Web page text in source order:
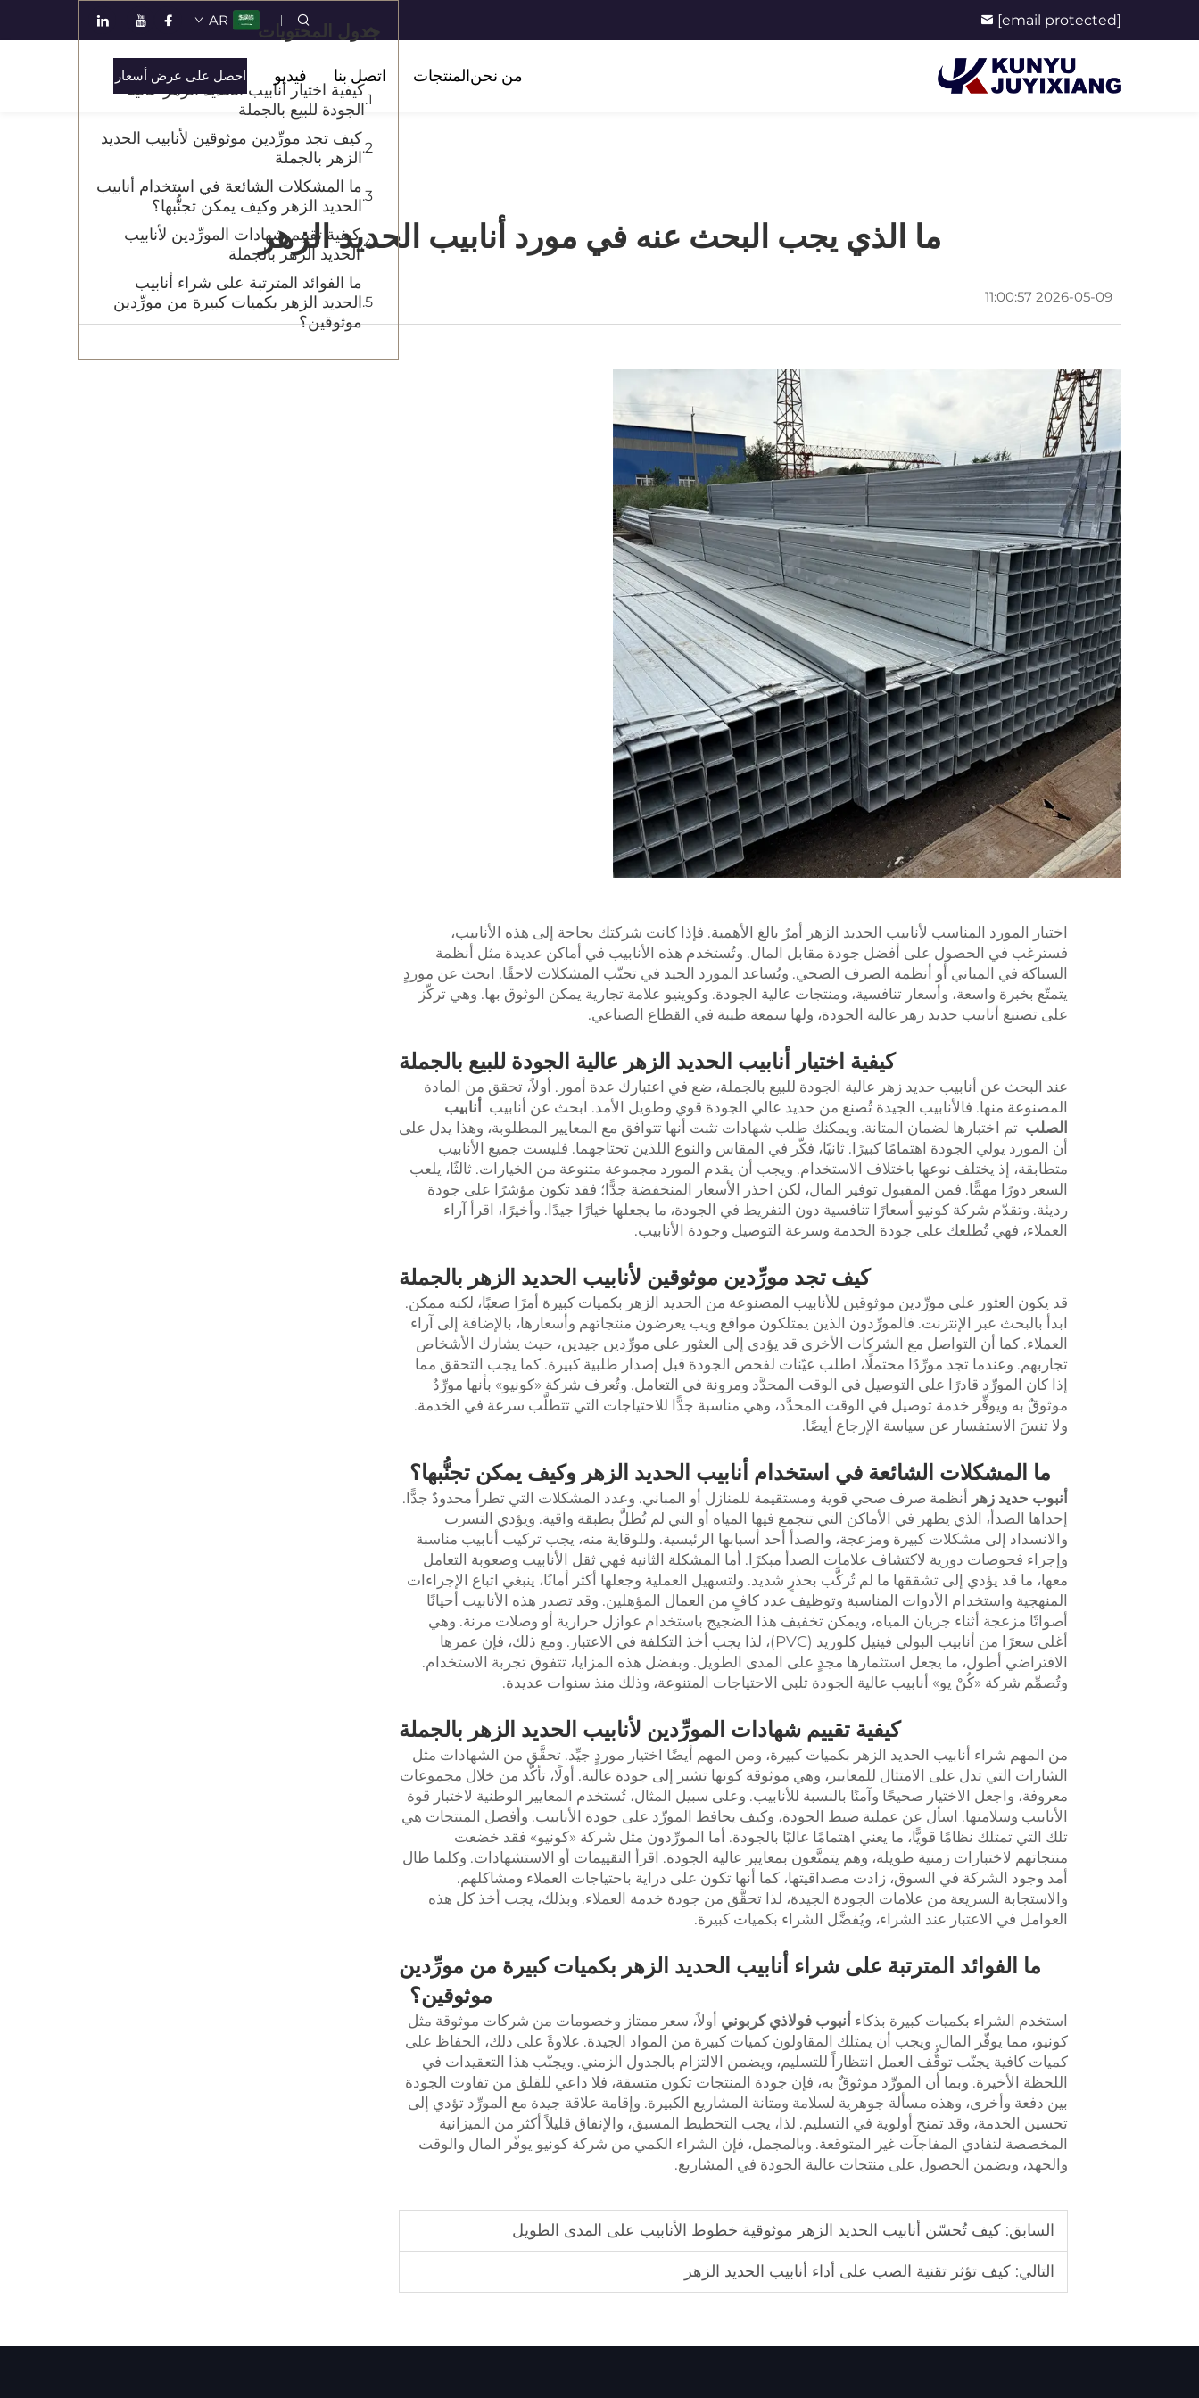
[email protected]
AR
من نحنالمنتجات اتصل بنا فيديو احصل على عرض أسعار
ما الذي يجب البحث عنه في مورد أنابيب الحديد الزهر
2026-05-09 11:00:57
اختيار المورد المناسب لأنابيب الحديد الزهر أمرٌ بالغ الأهمية. فإذا كانت شركتك بحاجة إلى هذه الأنابيب،
فسترغب في الحصول على أفضل جودة مقابل المال. وتُستخدم هذه الأنابيب في أماكن عديدة مثل أنظمة
السباكة في المباني أو أنظمة الصرف الصحي. ويُساعد المورد الجيد في تجنّب المشكلات لاحقًا. ابحث عن موردٍ
يتمتّع بخبرة واسعة، وأسعار تنافسية، ومنتجات عالية الجودة. وكوينيو علامة تجارية يمكن الوثوق بها. وهي تركّز
على تصنيع أنابيب حديد زهر عالية الجودة، ولها سمعة طيبة في القطاع الصناعي.
كيفية اختيار أنابيب الحديد الزهر عالية الجودة للبيع بالجملة
عند البحث عن أنابيب حديد زهر عالية الجودة للبيع بالجملة، ضع في اعتبارك عدة أمور. أولاً، تحقق من المادة
المصنوعة منها. فالأنابيب الجيدة تُصنع من حديد عالي الجودة قوي وطويل الأمد. ابحث عن أنابيب
أنابيب
الصلب تم اختبارها لضمان المتانة. ويمكنك طلب شهادات تثبت أنها تتوافق مع المعايير المطلوبة، وهذا يدل على
أن المورد يولي الجودة اهتمامًا كبيرًا. ثانيًا، فكّر في المقاس والنوع اللذين تحتاجهما. فليست جميع الأنابيب
متطابقة، إذ يختلف نوعها باختلاف الاستخدام. ويجب أن يقدم المورد مجموعة متنوعة من الخيارات. ثالثًا، يلعب
السعر دورًا مهمًّا. فمن المقبول توفير المال، لكن احذر الأسعار المنخفضة جدًّا؛ فقد تكون مؤشرًا على جودة
رديئة. وتقدّم شركة كونيو أسعارًا تنافسية دون التفريط في الجودة، ما يجعلها خيارًا جيدًا. وأخيرًا، اقرأ آراء
العملاء، فهي تُطلعك على جودة الخدمة وسرعة التوصيل وجودة الأنابيب.
كيف تجد مورِّدين موثوقين لأنابيب الحديد الزهر بالجملة
قد يكون العثور على مورِّدين موثوقين للأنابيب المصنوعة من الحديد الزهر بكميات كبيرة أمرًا صعبًا، لكنه ممكن.
ابدأ بالبحث عبر الإنترنت. فالمورِّدون الذين يمتلكون مواقع ويب يعرضون منتجاتهم وأسعارها، بالإضافة إلى آراء
العملاء. كما أن التواصل مع الشركات الأخرى قد يؤدي إلى العثور على مورِّدين جيدين، حيث يشارك الأشخاص
تجاربهم. وعندما تجد مورِّدًا محتملًا، اطلب عيّنات لفحص الجودة قبل إصدار طلبية كبيرة. كما يجب التحقق مما
إذا كان المورِّد قادرًا على التوصيل في الوقت المحدَّد ومرونة في التعامل. وتُعرف شركة «كونيو» بأنها مورِّدٌ
موثوقٌ به ويوفِّر خدمة توصيل في الوقت المحدَّد، وهي مناسبة جدًّا للاحتياجات التي تتطلَّب سرعة في الخدمة.
ولا تنسَ الاستفسار عن سياسة الإرجاع أيضًا.
ما المشكلات الشائعة في استخدام أنابيب الحديد الزهر وكيف يمكن تجنُّبها؟
أنبوب حديد زهر
أنظمة صرف صحي قوية ومستقيمة للمنازل أو المباني. وعدد المشكلات التي تطرأ محدودٌ جدًّا.
إحداها الصدأ، الذي يظهر في الأماكن التي تتجمع فيها المياه أو التي لم تُطلَّ بطبقة واقية. ويؤدي التسرب
والانسداد إلى مشكلات كبيرة ومزعجة، والصدأ أحد أسبابها الرئيسية. وللوقاية منه، يجب تركيب أنابيب مناسبة
وإجراء فحوصات دورية لاكتشاف علامات الصدأ مبكرًا. أما المشكلة الثانية فهي ثقل الأنابيب وصعوبة التعامل
معها، ما قد يؤدي إلى تشققها ما لم تُركَّب بحذرٍ شديد. ولتسهيل العملية وجعلها أكثر أمانًا، ينبغي اتباع الإجراءات
المنهجية واستخدام الأدوات المناسبة وتوظيف عدد كافٍ من العمال المؤهلين. وقد تصدر هذه الأنابيب أحيانًا
أصواتًا مزعجة أثناء جريان المياه، ويمكن تخفيف هذا الضجيج باستخدام عوازل حرارية أو وصلات مرنة. وهي
أغلى سعرًا من أنابيب البولي فينيل كلوريد (PVC)، لذا يجب أخذ التكلفة في الاعتبار. ومع ذلك، فإن عمرها
الافتراضي أطول، ما يجعل استثمارها مجدٍ على المدى الطويل. وبفضل هذه المزايا، تتفوق تجربة الاستخدام.
وتُصمِّم شركة «كُنْ يو» أنابيب عالية الجودة تلبي الاحتياجات المتنوعة، وذلك منذ سنوات عديدة.
كيفية تقييم شهادات المورِّدين لأنابيب الحديد الزهر بالجملة
من المهم شراء أنابيب الحديد الزهر بكميات كبيرة، ومن المهم أيضًا اختيار موردٍ جيِّد. تحقَّق من الشهادات مثل
الشارات التي تدل على الامتثال للمعايير، وهي موثوقة كونها تشير إلى جودة عالية. أولًا، تأكَّد من خلال مجموعات
معروفة، واجعل الاختيار صحيحًا وآمنًا بالنسبة للأنابيب. وعلى سبيل المثال، تُستخدم المعايير الوطنية لاختبار قوة
الأنابيب وسلامتها. اسأل عن عملية ضبط الجودة، وكيف يحافظ المورِّد على جودة الأنابيب. وأفضل المنتجات هي
تلك التي تمتلك نظامًا قويًّا، ما يعني اهتمامًا عاليًا بالجودة. أما المورِّدون مثل شركة «كونيو» فقد خضعت
منتجاتهم لاختبارات زمنية طويلة، وهم يتمتَّعون بمعايير عالية الجودة. اقرأ التقييمات أو الاستشهادات. وكلما طال
أمد وجود الشركة في السوق، زادت مصداقيتها، كما أنها تكون على دراية باحتياجات العملاء ومشاكلهم.
والاستجابة السريعة من علامات الجودة الجيدة، لذا تحقَّق من جودة خدمة العملاء. وبذلك، يجب أخذ كل هذه
العوامل في الاعتبار عند الشراء، ويُفضَّل الشراء بكميات كبيرة.
ما الفوائد المترتبة على شراء أنابيب الحديد الزهر بكميات كبيرة من مورِّدين
موثوقين؟
استخدم الشراء بكميات كبيرة بذكاء أنبوب فولاذي كربوني أولاً، سعر ممتاز وخصومات من شركات موثوقة مثل
كونيو، مما يوفّر المال. ويجب أن يمتلك المقاولون كميات كبيرة من المواد الجيدة. علاوةً على ذلك، الحفاظ على
كميات كافية يجنّب توقُّف العمل انتظاراً للتسليم، ويضمن الالتزام بالجدول الزمني. ويجنّب هذا التعقيدات في
اللحظة الأخيرة. وبما أن المورِّد موثوقٌ به، فإن جودة المنتجات تكون متسقة، فلا داعي للقلق من تفاوت الجودة
بين دفعة وأخرى، وهذه مسألة جوهرية لسلامة ومتانة المشاريع الكبيرة. وإقامة علاقة جيدة مع المورِّد تؤدي إلى
تحسين الخدمة، وقد تمنح أولوية في التسليم. لذا، يجب التخطيط المسبق، والإنفاق قليلاً أكثر من الميزانية
المخصصة لتفادي المفاجآت غير المتوقعة. وبالمجمل، فإن الشراء الكمي من شركة كونيو يوفّر المال والوقت
والجهد، ويضمن الحصول على منتجات عالية الجودة في المشاريع.
السابق: كيف تُحسّن أنابيب الحديد الزهر موثوقية خطوط الأنابيب على المدى الطويل
التالي: كيف تؤثر تقنية الصب على أداء أنابيب الحديد الزهر
جدول المحتويات
كيفية اختيار أنابيب الحديد الزهر عالية
الجودة للبيع بالجملة
كيف تجد مورِّدين موثوقين لأنابيب الحديد
الزهر بالجملة
ما المشكلات الشائعة في استخدام أنابيب
الحديد الزهر وكيف يمكن تجنُّبها؟
كيفية تقييم شهادات المورِّدين لأنابيب
الحديد الزهر بالجملة
ما الفوائد المترتبة على شراء أنابيب
الحديد الزهر بكميات كبيرة من مورِّدين
موثوقين؟